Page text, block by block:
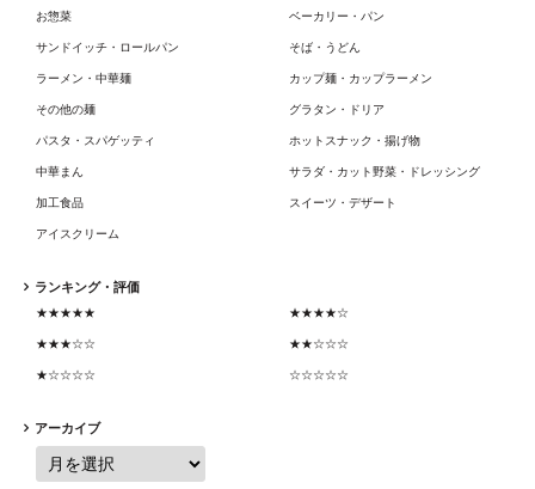
お惣菜 ベーカリー・パン
サンドイッチ・ロールパン そば・うどん
ラーメン・中華麺 カップ麺・カップラーメン
その他の麺 グラタン・ドリア
パスタ・スパゲッティ ホットスナック・揚げ物
中華まん サラダ・カット野菜・ドレッシング
加工食品 スイーツ・デザート
アイスクリーム
ランキング・評価
★★★★★ ★★★★☆
★★★☆☆ ★★☆☆☆
★☆☆☆☆ ☆☆☆☆☆
アーカイブ